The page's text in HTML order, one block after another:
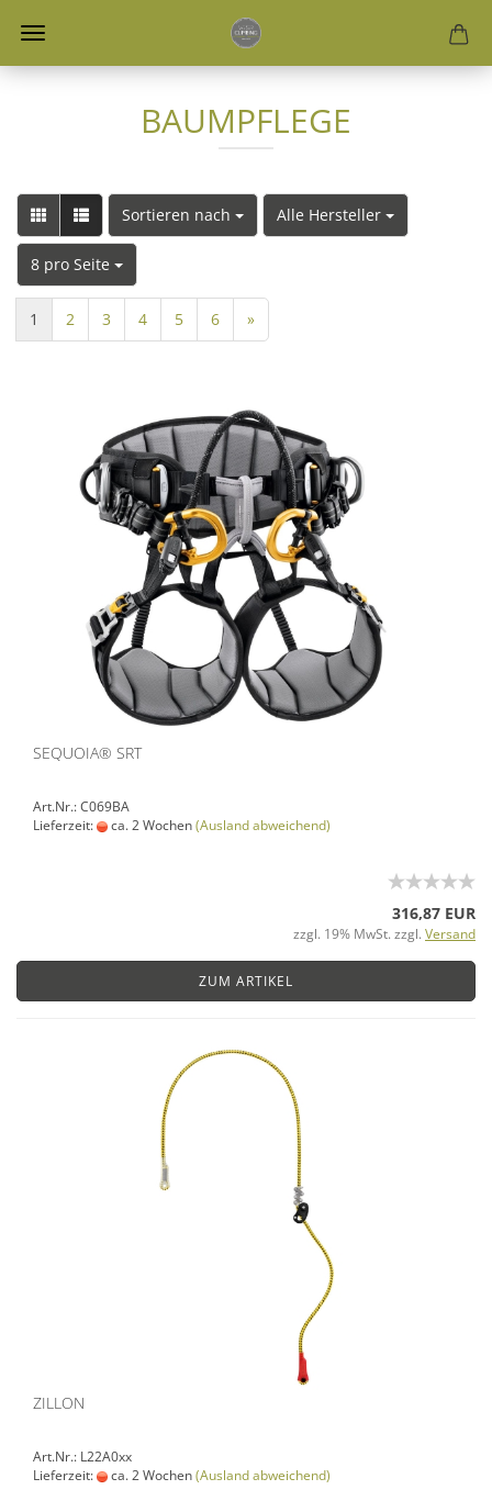
BAUMPFLEGE
Sortieren nach Alle Hersteller
8 pro Seite
1 2 3 4 5 6 »
SEQUOIA® SRT
Art.Nr.: C069BA
Lieferzeit:
ca. 2 Wochen(Ausland abweichend)
316,87 EUR
zzgl. 19% MwSt. zzgl. Versand
ZUM ARTIKEL
ZILLON
Art.Nr.: L22A0xx
Lieferzeit:
ca. 2 Wochen(Ausland abweichend)